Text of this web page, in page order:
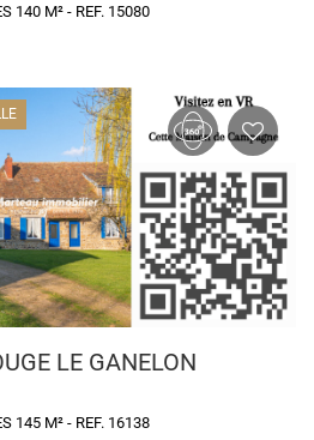
140 M² - REF. 15080
LE GANELON
145 M² - REF. 16138